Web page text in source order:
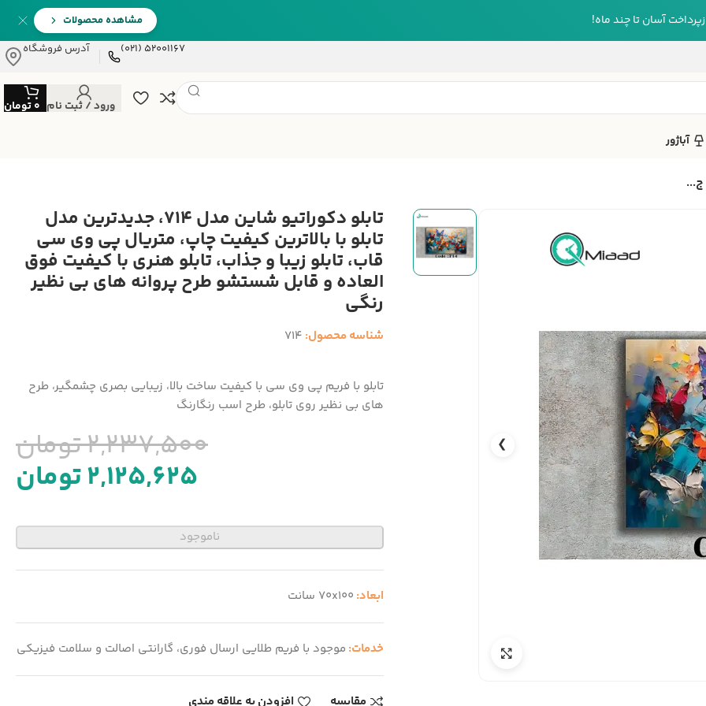
آسان تا چند ماه!
مشاهده محصولات
52001167 (021)
آدرس فروشگاه
ورود / ثبت نام 0تومان
آباژور
❯
تابلو دکوراتیو شاین مدل 714، جدیدترین مدل
تابلو با بالاترین کیفیت چاپ، متریال پی وی سی
قاب، تابلو زیبا و جذاب، تابلو هنری با کیفیت فوق
العاده و قابل شستشو طرح پروانه های بی نظیر
رنگی
شناسه محصول: 714
تابلو با فریم پی وی سی با کیفیت ساخت بالا، زیبایی بصری چشمگیر، طرح
های بی نظیر روی تابلو، طرح اسب رنگارنگ
2,237,500تومان
2,125,625تومان
ناموجود
ابعاد: 70x100 سانت
خدمات: موجود با فریم طلایی ارسال فوری، گارانتی اصالت و سلامت فیزیکی
مقایسه افزودن به علاقه مندی